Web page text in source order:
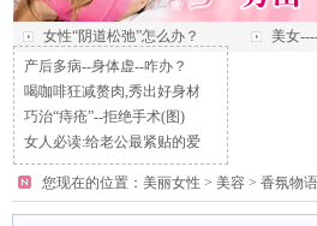
女性“阴道松弛”怎么办？ 美女
产后多病--身体虚--咋办？
喝咖啡狂减赘肉,秀出好身材
巧治“痔疮”--拒绝手术(图)
女人必读:给老公最紧贴的爱
您现在的位置： 美丽女性 > 美容 > 香氛物语